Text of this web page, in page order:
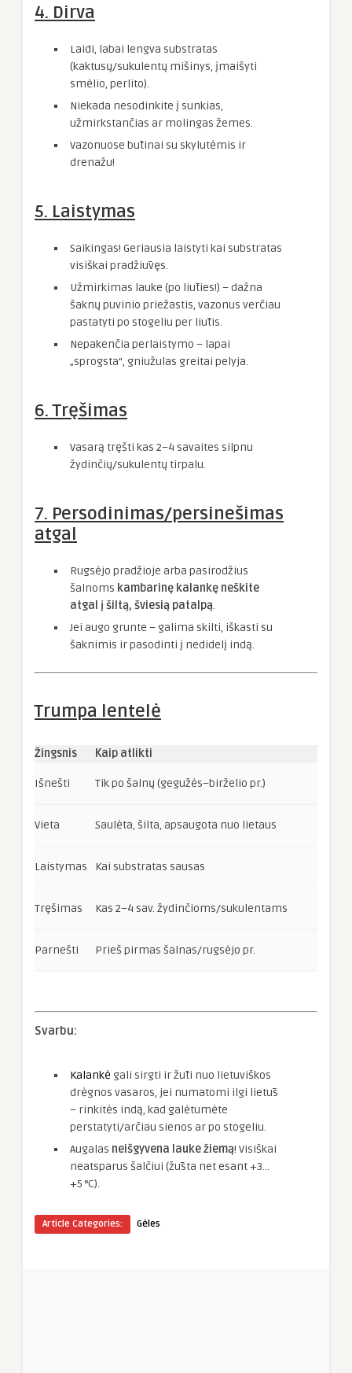
4. Dirva
Laidi, labai lengva substratas
(kaktusų/sukulentų mišinys, įmaišyti
smėlio, perlito).
Niekada nesodinkite į sunkias,
užmirkstančias ar molingas žemes.
Vazonuose būtinai su skylutėmis ir
drenažu!
5. Laistymas
Saikingas! Geriausia laistyti kai substratas
visiškai pradžiūvęs.
Užmirkimas lauke (po liūties!) – dažna
šaknų puvinio priežastis, vazonus verčiau
pastatyti po stogeliu per liūtis.
Nepakenčia perlaistymo – lapai
„sprogsta“, gniužulas greitai pelyja.
6. Tręšimas
Vasarą tręšti kas 2–4 savaites silpnu
žydinčių/sukulentų tirpalu.
7. Persodinimas/persinešimas
atgal
Rugsėjo pradžioje arba pasirodžius
šalnoms kambarinę kalankę neškite
atgal į šiltą, šviesią patalpą.
Jei augo grunte – galima skilti, iškasti su
šaknimis ir pasodinti į nedidelį indą.
Trumpa lentelė
Žingsnis Kaip atlikti
Išnešti Tik po šalnų (gegužės–birželio pr.)
Vieta Saulėta, šilta, apsaugota nuo lietaus
Laistymas Kai substratas sausas
Tręšimas Kas 2–4 sav. žydinčioms/sukulentams
Parnešti Prieš pirmas šalnas/rugsėjo pr.
Svarbu:
Kalankė gali sirgti ir žūti nuo lietuviškos
drėgnos vasaros, jei numatomi ilgi lietūs
– rinkitės indą, kad galėtumėte
perstatyti/arčiau sienos ar po stogeliu.
Augalas neišgyvena lauke žiemą! Visiškai
neatsparus šalčiui (žūsta net esant +3…
+5 °C).
Article Categories: Gėles